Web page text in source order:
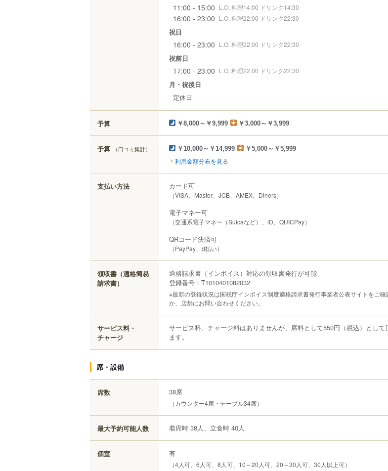
11:00 - 15:00 L.O. 料理14:00 ドリンク14:30
16:00 - 23:00 L.O. 料理22:00 ドリンク22:30
祝日
16:00 - 23:00 L.O. 料理22:00 ドリンク22:30
祝前日
17:00 - 23:00 L.O. 料理22:00 ドリンク22:30
月・祝後日
定休日
予算 ￥8,000～￥9,999 ￥3,000～￥3,999
予算 （口コミ集計） ￥10,000～￥14,999 ￥5,000～￥5,999
利用金額分布を見る
支払い方法 カード可
（VISA、Master、JCB、AMEX、Diners）
電子マネー可
（交通系電子マネー（Suicaなど）、iD、QUICPay）
QRコード決済可
（PayPay、d払い）
領収書（適格簡易
請求書）
適格請求書（インボイス）対応の領収書発行が可能
登録番号：T1010401082032
※最新の登録状況は国税庁インボイス制度適格請求書発行事業者公表サイトをご確
か、店舗にお問い合わせください。
サービス料・
チャージ
サービス料、チャージ料はありませんが、席料として550円（税込）として
ます。
席・設備
席数 38席
（カウンター4席・テーブル34席）
最大予約可能人数 着席時 38人、立食時 40人
個室 有
（4人可、6人可、8人可、10～20人可、20～30人可、30人以上可）